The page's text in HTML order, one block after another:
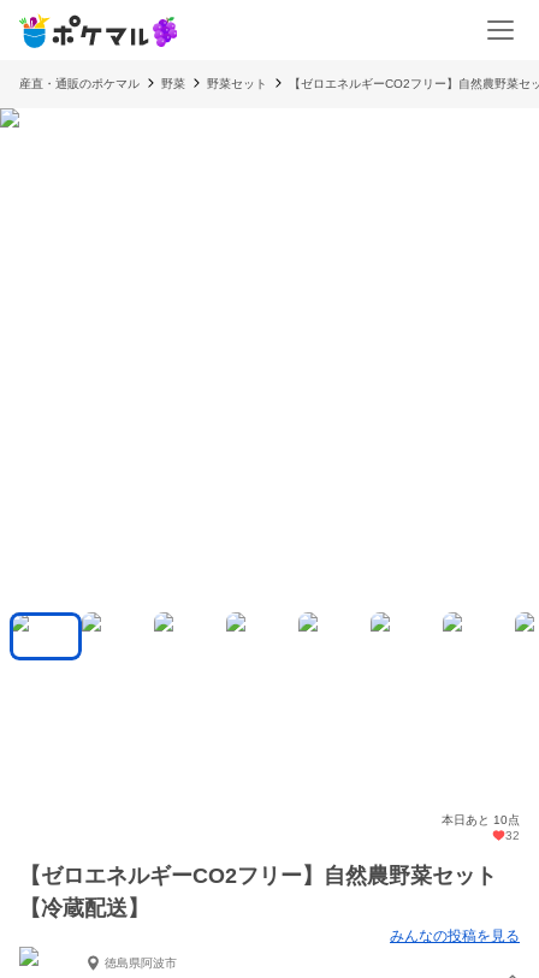
産直・通販のポケマル 野菜 野菜セット 【ゼロエネルギーCO2フリー】自然農野菜セ
本日あと 10点
32
【ゼロエネルギーCO2フリー】自然農野菜セット
【冷蔵配送】
みんなの投稿を見る
徳島県阿波市